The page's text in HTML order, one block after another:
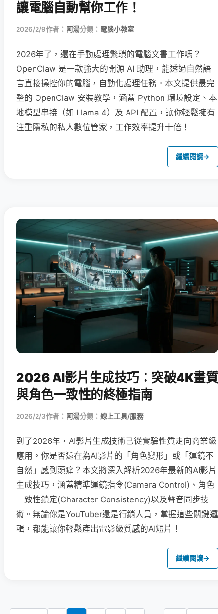
讓電腦自動幫你工作！
2026/2/9作者： 阿湯分類： 電腦小教室
2026年了，還在手動處理繁瑣的電腦文書工作嗎？
OpenClaw 是一款強大的開源 AI 助理，能透過自然語
言直接操控你的電腦，自動化處理任務。本文提供最完
整的 OpenClaw 安裝教學，涵蓋 Python 環境設定、本
地模型串接（如 Llama 4）及 API 配置，讓你輕鬆擁有
注重隱私的私人數位管家，工作效率提升十倍！
繼續閱讀→
2026 AI影片生成技巧：突破4K畫質
與角色一致性的終極指南
2026/2/3作者： 阿湯分類： 線上工具/服務
到了2026年，AI影片生成技術已從實驗性質走向商業級
應用。你是否還在為AI影片的「角色變形」或「運鏡不
自然」感到頭痛？本文將深入解析2026年最新的AI影片
生成技巧，涵蓋精準運鏡指令(Camera Control)、角色
一致性鎖定(Character Consistency)以及聲音同步技
術。無論你是YouTuber還是行銷人員，掌握這些關鍵邏
輯，都能讓你輕鬆產出電影級質感的AI短片！
繼續閱讀→